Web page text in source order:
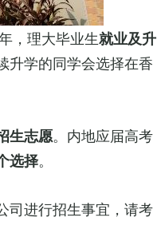
，理大毕业生就业及升
升学的同学会选择在香
生志愿。内地应届高考
选择。
司进行招生事宜，请考